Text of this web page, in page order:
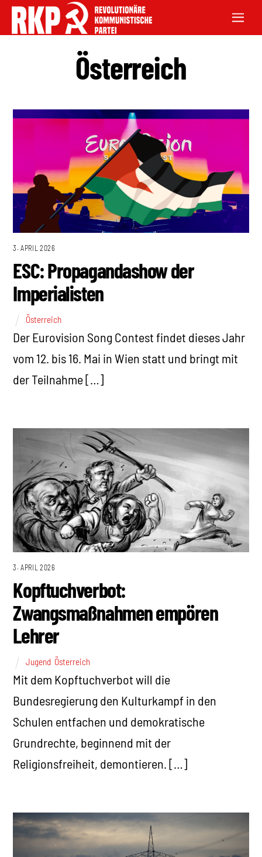
Österreich
3. APRIL 2026
ESC: Propagandashow der
Imperialisten
Österreich
Der Eurovision Song Contest findet dieses Jahr
vom 12. bis 16. Mai in Wien statt und bringt mit
der Teilnahme […]
3. APRIL 2026
Kopftuchverbot:
Zwangsmaßnahmen empören
Lehrer
Jugend Österreich
Mit dem Kopftuchverbot will die
Bundesregierung den Kulturkampf in den
Schulen entfachen und demokratische
Grundrechte, beginnend mit der
Religionsfreiheit, demontieren. […]